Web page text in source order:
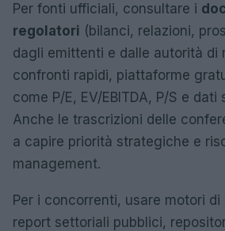
Per fonti ufficiali, consultare i
regolatori (bilanci, relazioni,
dagli emittenti e dalle autorità di
confronti rapidi, piattaforme
come P/E, EV/EBITDA, P/S e
Anche le trascrizioni delle
a capire priorità strategiche e
management.
Per i concorrenti, usare motori
report settoriali pubblici,